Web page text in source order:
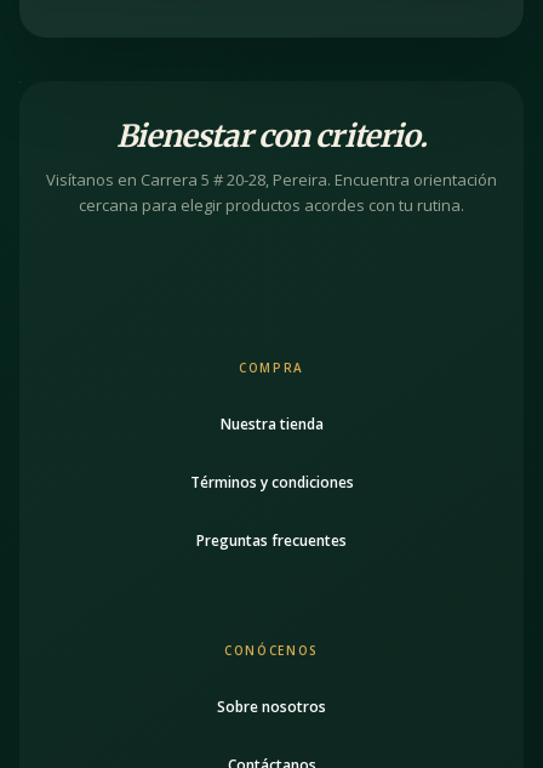
Bienestar con criterio.
Visítanos en Carrera 5 # 20-28, Pereira. Encuentra orientación
cercana para elegir productos acordes con tu rutina.
COMPRA
Nuestra tienda
Términos y condiciones
Preguntas frecuentes
CONÓCENOS
Sobre nosotros